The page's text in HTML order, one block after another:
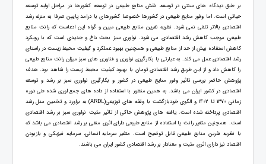
بر طبق دیدگاه های سنتی در توسعه، نقش منابع طبیعی در توسعه کشورها در مراحل اولیه توسعه
حیاتی است. اما وفور منایع طبیعی در کشورها خصوصا کشورهای با درامد پایین صرفا به منزله رشد
اقتصادی بالاتر تلقی نمی شود. نظریه نفرین منابع طبیعی مبین و گواه این ادعاست که رانت منابع
طبیعی موجب کاهش رشد اقتصادی می شود. نواوری سبز بحث داغ و جدیدی است که با رویکرد
کاهش استفاده بیش از حد از منابع طبیعی و همچنین بهبود عملکرد و کیفیت محیط زیست در راستای
رشد اقتصادی عمل می کند. به عبارتی با بکارگیری نواوری و فناوری های سبز میزان رانت منابع طبیعی
را کاهش داد و از این طریق رشد اقتصادی تومان با بهبود کیفیت محیط زیست را شاهد بود. هدف
پژوهش حاضر بررسی تاثیر وفور منایع طبیعی در کشور و بکارگیری نواوری سبز بر رشد و توسعه
اقتصادی در کشور ایران می باشد. به همین منظور با استفاده از داده های جمع اوری شده طی دوره
زمانی 1370 تا 1402 و الگوی خودبازگشت با وقفه های توزیعی(ARDL) به براورد و تخمین مدل رشد
اقتصادی پرداخته شده است. یافته های پژوهش حاکی از تاثیر مثبت نواوری سبز بر رشد اقتصادی
است. همچنین متغیر رانت یا استفاده از منابع طبیعی دارای اثری منفی بر رشد اقتصادی می باشد که
با نظریه نفرین منابع طبیعی قابل توضیح است. متغیر سرمایه انسانی، سرمایه فیزیکی و بازبودن
اقتصاد نیز دارای اثری مثبت و معنادار بر رشد اقتصادی کشور ایران می باشند.